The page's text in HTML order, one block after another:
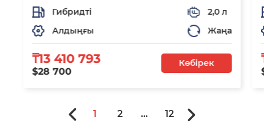
Гибридті
2,0 л
Алдыңғы
Жаңа
₸13 410 793
$28 700
Көбірек
1 2 ... 12